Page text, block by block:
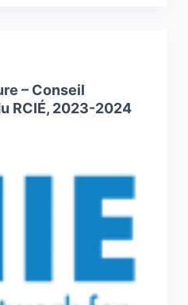
– Conseil
RCIÉ, 2023-2024